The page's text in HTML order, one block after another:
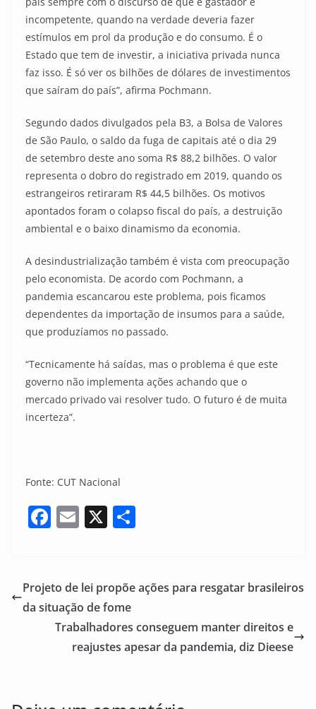
incompetente, quando na verdade deveria fazer
estímulos em prol da produção e do consumo. É o
Estado que tem de investir, a iniciativa privada nunca
faz isso. É só ver os bilhões de dólares de investimentos
que saíram do país”, afirma Pochmann.
Segundo dados divulgados pela B3, a Bolsa de Valores
de São Paulo, o saldo da fuga de capitais até o dia 29
de setembro deste ano soma R$ 88,2 bilhões. O valor
representa o dobro do registrado em 2019, quando os
estrangeiros retiraram R$ 44,5 bilhões. Os motivos
apontados foram o colapso fiscal do país, a destruição
ambiental e o baixo dinamismo da economia.
A desindustrialização também é vista com preocupação
pelo economista. De acordo com Pochmann, a
pandemia escancarou este problema, pois ficamos
dependentes da importação de insumos para a saúde,
que produzíamos no passado.
“Tecnicamente há saídas, mas o problema é que este
governo não implementa ações achando que o
mercado privado vai resolver tudo. O futuro é de muita
incerteza”.
Fonte: CUT Nacional
F
e
b
o
E
l
X
e
Projeto de lei propõe ações para resgatar brasileiros
da situação de fome
Trabalhadores conseguem manter direitos e
reajustes apesar da pandemia, diz Dieese